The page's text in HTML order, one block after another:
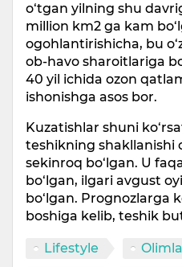
o‘tgan yilning shu
million km2 ga kam
ogohlantirishicha, bu
ob-havo sharoitlariga
40 yil ichida ozon
ishonishga asos bor.
Kuzatishlar shuni
teshikning shakllanishi
sekinroq bo‘lgan. U
bo‘lgan, ilgari avgust
bo‘lgan. Prognozlarga
boshiga kelib, teshik
Lifestyle